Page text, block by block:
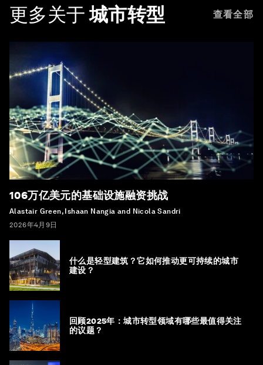
更多关于 城市转型 查看全部
106万亿美元的基础设施融资挑战
Alastair Green, Ishaan Nangia and Nicola Sandri
2026年4月9日
什么是轻型建筑？它如何推动更可持续的城市
建设？
回顾2025年：城市转型领域有哪些最值得关注
的议题？